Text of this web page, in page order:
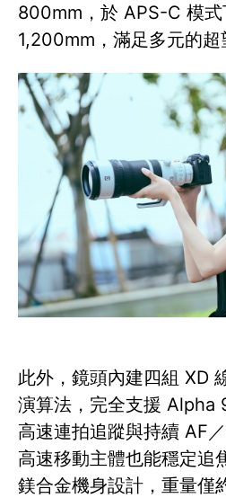
800mm，於 APS-C 模式
1,200mm，滿足多元的超
此外，鏡頭內建四組 XD
演算法，完全支援 Alpha
高速連拍追蹤與持續 AF
高速移動主體也能穩定追
鎂合金機身設計，重量僅